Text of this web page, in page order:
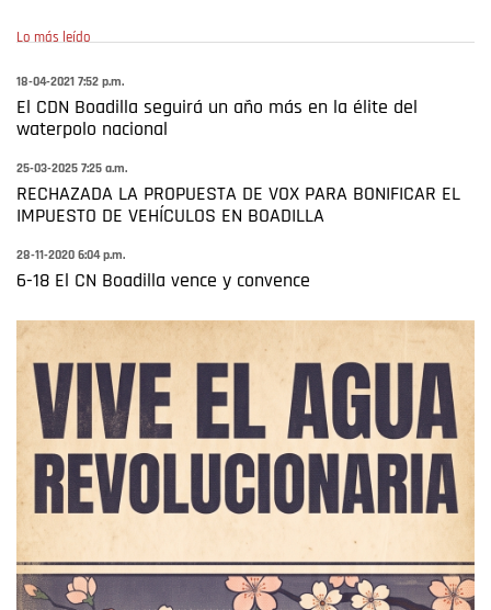
Lo más leído
18-04-2021 7:52 p.m.
El CDN Boadilla seguirá un año más en la élite del
waterpolo nacional
25-03-2025 7:25 a.m.
RECHAZADA LA PROPUESTA DE VOX PARA BONIFICAR EL
IMPUESTO DE VEHÍCULOS EN BOADILLA
28-11-2020 6:04 p.m.
6-18 El CN Boadilla vence y convence